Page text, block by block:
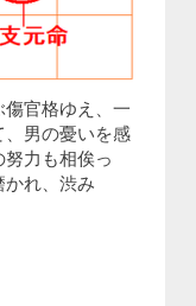
官格ゆえ、一
男の憂いを感
力も相俟っ
れ、渋み